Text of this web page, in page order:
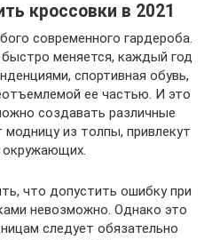
кроссовки в 2021
современного гардероба.
меняется, каждый год
спортивная обувь,
ее частью. И это
создавать различные
из толпы, привлекут
окружающих.
что допустить ошибку при
невозможно. Однако это
следует обязательно